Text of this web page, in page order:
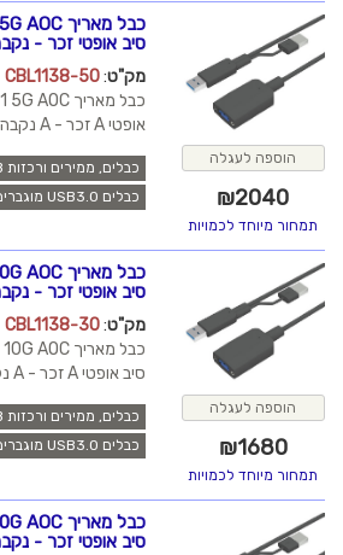
הוספה לעגלה
₪2040
תמחור מיוחד לכמויות
סיב אופטי זכר - נקבה, 50
מק"ט:
CBL1138-50
אופטי A זכר - A נקבה...
כבלים, ממירים ורכזות USB
כבלים USB3.0 מוגברים + AOC
הוספה לעגלה
₪1680
תמחור מיוחד לכמויות
סיב אופטי זכר - נקבה, 30
מק"ט:
CBL1138-30
סיב אופטי A זכר - A נקבה...
כבלים, ממירים ורכזות USB
כבלים USB3.0 מוגברים + AOC
סיב אופטי זכר - נקבה, 20